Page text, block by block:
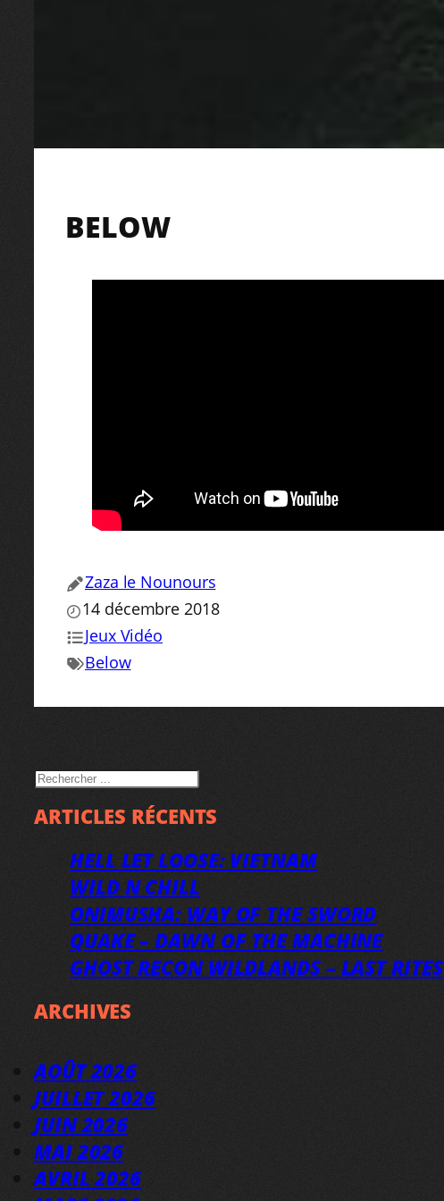
BELOW
Zaza le Nounours
14 décembre 2018
Jeux Vidéo
Below
RECHERCHER
ARTICLES RÉCENTS
HELL LET LOOSE: VIETNAM
WILD N CHILL
ONIMUSHA: WAY OF THE SWORD
QUAKE – DAWN OF THE MACHINE
GHOST RECON WILDLANDS – LAST RITES
ARCHIVES
AOÛT 2026
JUILLET 2026
JUIN 2026
MAI 2026
AVRIL 2026